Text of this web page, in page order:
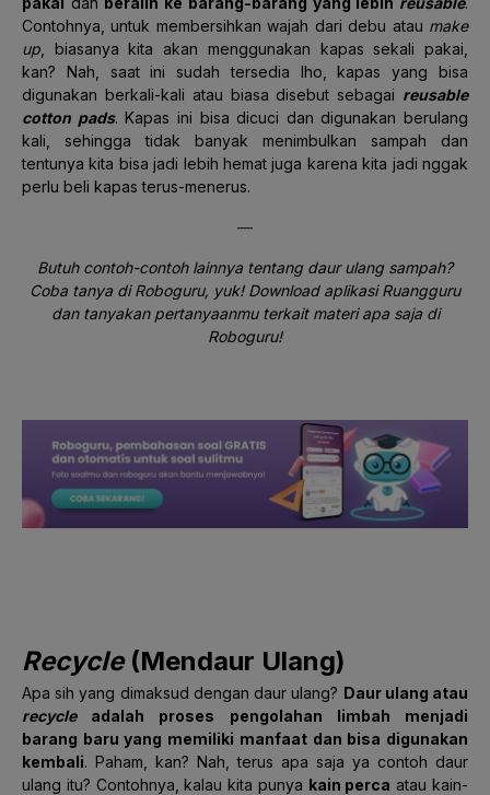
Contohnya, untuk membersihkan wajah dari debu atau make
up , biasanya kita akan menggunakan kapas sekali pakai,
kan? Nah, saat ini sudah tersedia lho, kapas yang bisa
digunakan berkali-kali atau biasa disebut sebagai reusable
cotton pads. Kapas ini bisa dicuci dan digunakan berulang
kali, sehingga tidak banyak menimbulkan sampah dan
tentunya kita bisa jadi lebih hemat juga karena kita jadi nggak
perlu beli kapas terus-menerus.
—
Butuh contoh-contoh lainnya tentang daur ulang sampah?
Coba tanya di Roboguru, yuk! Download aplikasi Ruangguru
dan tanyakan pertanyaanmu terkait materi apa saja di
Roboguru!
Recycle(Mendaur Ulang)
Apa sih yang dimaksud dengan daur ulang? Daurulang atau
recycleadalah proses pengolahan limbah menjadi
barang baru yang memiliki manfaat dan bisa digunakan
kembali. Paham, kan? Nah, terus apa saja ya contoh daur
ulang itu? Contohnya, kalau kita punya kain perca atau kain-